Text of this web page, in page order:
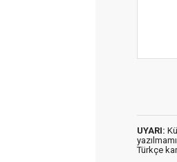
UYARI:
Türkçe